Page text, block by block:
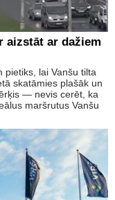
aizstāt ar dažiem
pietiks, lai Vanšu tilta
skatāmies plašāk un
— nevis cerēt, ka
maršrutus Vanšu